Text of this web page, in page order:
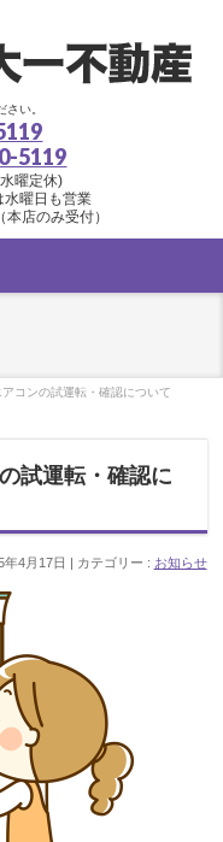
い。
5119
曜定休)
曜日も営業
店のみ受付）
アコンの試運転・確認について
試運転・確認に
年4月17日 カテゴリー : お知らせ